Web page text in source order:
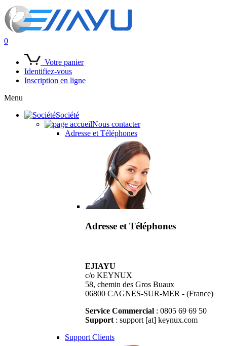
0
Votre panier
Identifiez-vous
Inscription en ligne
Menu
Société
Nous contacter
Adresse et Téléphones
Adresse et Téléphones
EJIAYU
c/o KEYNUX
58, chemin des Gros Buaux
06800 CAGNES-SUR-MER - (France)
Service Commercial : 0805 69 69 50
Support : support [at] keynux.com
Support Clients